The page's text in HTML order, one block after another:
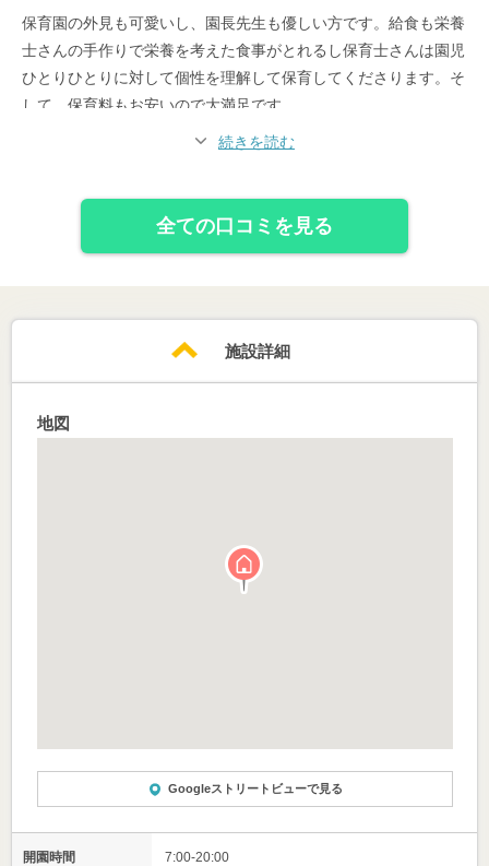
保育園の外見も可愛いし、園長先生も優しい方です。給食も栄養
士さんの手作りで栄養を考えた食事がとれるし保育士さんは園児
ひとりひとりに対して個性を理解して保育してくださります。そ
して、保育料もお安いので大満足です。
続きを読む
全ての口コミを見る
施設詳細
地図
Googleストリートビューで見る
開園時間 7:00-20:00